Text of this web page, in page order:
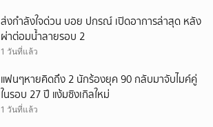
ส่งกำลังใจด่วน บอย ปกรณ์ เปิดอาการล่าสุด หลัง
ผ่าต่อมน้ำลายรอบ 2
1 วันที่แล้ว
แฟนๆหายคิดถึง 2 นักร้องยุค 90 กลับมาจับไมค์คู่
ในรอบ 27 ปี แง้มซิงเกิลใหม่
1 วันที่แล้ว